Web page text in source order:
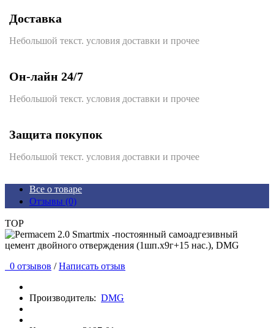
Доставка
Небольшой текст. условия доставки и прочее
Он-лайн 24/7
Небольшой текст. условия доставки и прочее
Защита покупок
Небольшой текст. условия доставки и прочее
Все о товаре
Отзывы (0)
TOP
0 отзывов / Написать отзыв
Производитель: DMG